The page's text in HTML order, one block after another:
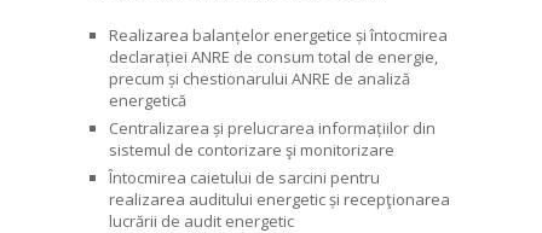
Realizarea balanțelor energetice și întocmirea
declarației ANRE de consum total de energie,
precum și chestionarului ANRE de analiză
energetică
Centralizarea și prelucrarea informațiilor din
sistemul de contorizare şi monitorizare
Întocmirea caietului de sarcini pentru
realizarea auditului energetic și recepţionarea
lucrării de audit energetic